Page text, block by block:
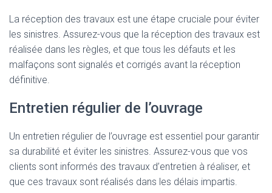
La réception des travaux est une étape cruciale pour éviter
les sinistres. Assurez-vous que la réception des travaux est
réalisée dans les règles, et que tous les défauts et les
malfaçons sont signalés et corrigés avant la réception
définitive.
Entretien régulier de l’ouvrage
Un entretien régulier de l’ouvrage est essentiel pour garantir
sa durabilité et éviter les sinistres. Assurez-vous que vos
clients sont informés des travaux d’entretien à réaliser, et
que ces travaux sont réalisés dans les délais impartis.